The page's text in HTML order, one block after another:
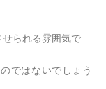
られる雰囲気で
ではないでしょう